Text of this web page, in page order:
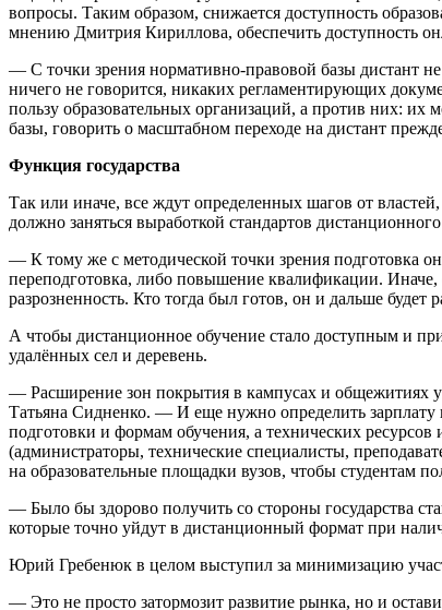
вопросы. Таким образом, снижается доступность
мнению Дмитрия Кириллова, обеспечить доступность
— С точки зрения нормативно-правовой базы дистант
ничего не говорится, никаких регламентирующих
пользу образовательных организаций, а против них:
базы, говорить о масштабном переходе на дистант
Функция государства
Так или иначе, все ждут определенных шагов от
должно заняться выработкой стандартов
— К тому же с методической точки зрения подготовка
переподготовка, либо повышение квалификации.
разрозненность. Кто тогда был готов, он и дальше будет
А чтобы дистанционное обучение стало доступным и
удалённых сел и деревень.
— Расширение зон покрытия в кампусах и общежитиях
Татьяна Сидненко. — И еще нужно определить зарплату
подготовки и формам обучения, а технических
(администраторы, технические специалисты,
на образовательные площадки вузов, чтобы студентам
— Было бы здорово получить со стороны государства
которые точно уйдут в дистанционный формат при
Юрий Гребенюк в целом выступил за минимизацию
— Это не просто затормозит развитие рынка, но и